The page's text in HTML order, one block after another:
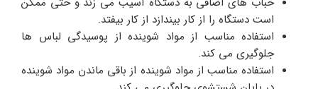
است دستگاه را از کار بیندازد از کار بیفتد.
استفاده مناسب از مواد شوینده از پوسیدگی لباس ها
جلوگیری می کند.
استفاده مناسب از مواد شوینده از باقی ماندن مواد شوینده